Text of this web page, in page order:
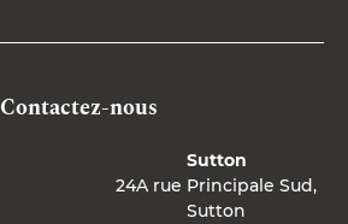
Contactez-nous
Sutton
24A rue Principale Sud,
Sutton